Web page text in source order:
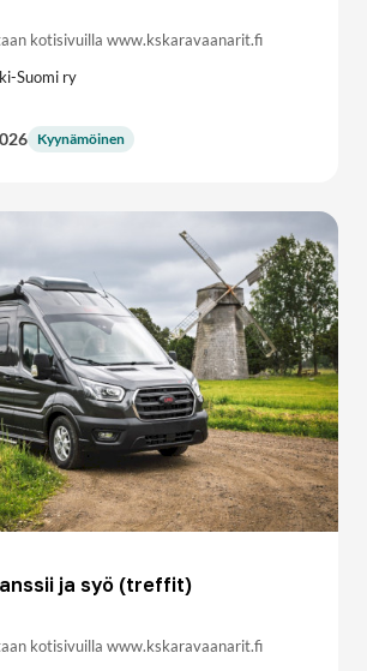
kotisivuilla www.kskaravaanarit.fi
Suomi ry
Kyynämöinen
ja syö (treffit)
kotisivuilla www.kskaravaanarit.fi